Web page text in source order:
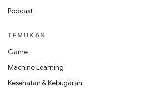
Podcast
TEMUKAN
Game
Machine Learning
Kesehatan & Kebugaran